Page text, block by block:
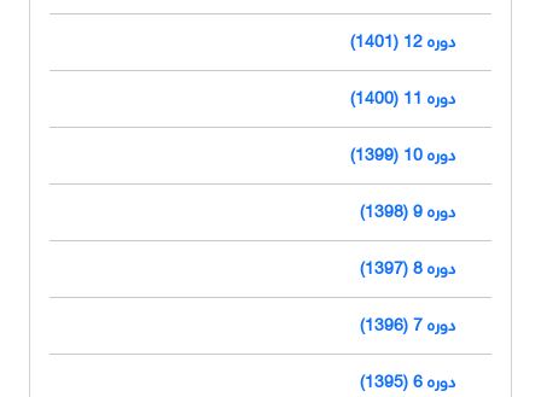
دوره 12 (1401)
دوره 11 (1400)
دوره 10 (1399)
دوره 9 (1398)
دوره 8 (1397)
دوره 7 (1396)
دوره 6 (1395)